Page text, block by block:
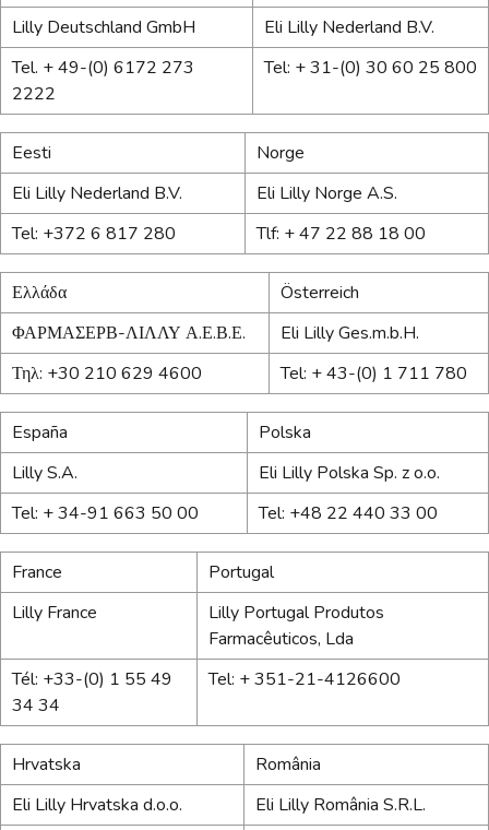
Lilly Deutschland GmbH
Eli Lilly Nederland B.V.
Tel. + 49-(0) 6172 273
2222
Tel: + 31-(0) 30 60 25 800
Eesti
Norge
Eli Lilly Nederland B.V.
Eli Lilly Norge A.S.
Tel: +372 6 817 280
Tlf: + 47 22 88 18 00
Ελλάδα
Österreich
ΦΑΡΜΑΣΕΡΒ-ΛΙΛΛΥ Α.Ε.Β.Ε.
Eli Lilly Ges.m.b.H.
Τηλ: +30 210 629 4600
Tel: + 43-(0) 1 711 780
España
Polska
Lilly S.A.
Eli Lilly Polska Sp. z o.o.
Tel: + 34-91 663 50 00
Tel: +48 22 440 33 00
France
Portugal
Lilly France
Lilly Portugal Produtos
Farmacêuticos, Lda
Tél: +33-(0) 1 55 49
34 34
Tel: + 351-21-4126600
Hrvatska
România
Eli Lilly Hrvatska d.o.o.
Eli Lilly România S.R.L.